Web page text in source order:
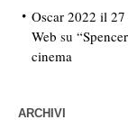
Oscar 2022 il
Web su
cinema
ARCHIVI